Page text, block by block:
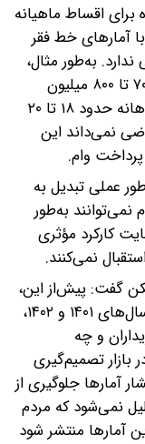
اقساط ماهیانه
آمارهای خط فقر
به‌طور مثال،
اگر کسی در تهران زندگی می‌کند و مبلغ ۷۰۰ تا ۸۰۰ میلیون
تومان وام مسکن دریافت می‌کند، باید ماهانه حدود ۱۸ تا ۲۰
نمی‌داند این
وام.
عملی تبدیل به
به‌طور
کارکرد مؤثری
نمی‌کنند.
گفت: پیش‌از این،
در حدود یک سال و نیم گذشته، یعنی در سال‌های ۱۴۰۱ و ۱۴۰۲،
و چه
بازار تصمیم‌گیری
آمارها جلوگیری از
نمی‌شود که مردم
آمارها منتشر شود